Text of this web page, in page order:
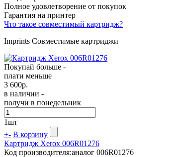
Полное удовлетворение от покупок
Гарантия на принтер
Что такое совместимый картридж?
Imprints Совместимые картриджи
Покупай больше -
плати меньше
3 600р.
в наличии -
получи в понедельник
1шт
+- В корзину
Картридж Xerox 006R01276
Код производителя:аналог 006R01276